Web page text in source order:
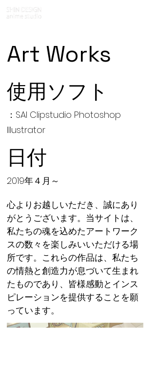
Art Works
使用ソフト
：SAI Clipstudio Photoshop
Illustrator
日付
2019年４月～
心よりお越しいただき、誠にあり
がとうございます。当サイトは、
私たちの魂を込めたアートワーク
スの数々を楽しみいいただける場
所です。これらの作品は、私たち
の情熱と創造力が息づいて生まれ
たものであり、皆様感動とインス
ピレーションを提供することを願
っています。